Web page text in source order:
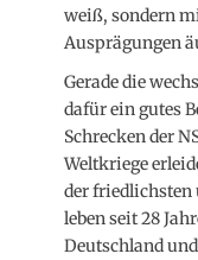
weiß, sondern
Ausprägungen
Gerade die
dafür ein gutes
Schrecken der
Weltkriege
der friedlichsten
leben seit 28
Deutschland